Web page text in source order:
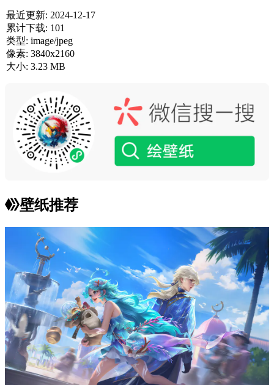
最近更新: 2024-12-17
累计下载: 101
类型: image/jpeg
像素: 3840x2160
大小: 3.23 MB
壁纸推荐